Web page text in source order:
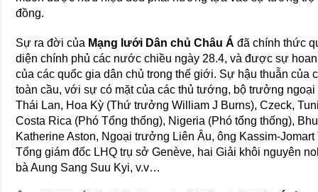
đồng.
Sự ra đời của Mạng lưới Dân chủ Châu Á đã chính thức
diện chính phủ các nước chiều ngày 28.4, và được sự
của các quốc gia dân chủ trong thế giới. Sự hậu thuẫn của
toàn cầu, với sự có mặt của các thủ tướng, bộ trưởng
Thái Lan, Hoa Kỳ (Thứ trưởng William J Burns), Czeck,
Costa Rica (Phó Tổng thống), Nigeria (Phó tổng thống),
Katherine Aston, Ngoại trưởng Liên Âu, ông Kassim-
Tổng giám đốc LHQ trụ sở Genève, hai Giải khôi nguyên
bà Aung Sang Suu Kyi, v.v…